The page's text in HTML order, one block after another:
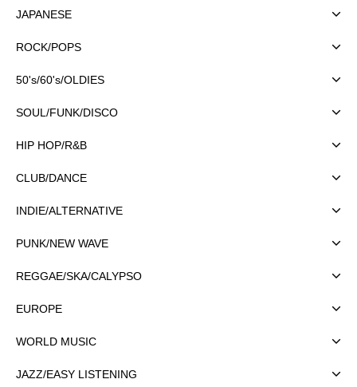
JAPANESE
ROCK/POPS
50's/60's/OLDIES
SOUL/FUNK/DISCO
HIP HOP/R&B
CLUB/DANCE
INDIE/ALTERNATIVE
PUNK/NEW WAVE
REGGAE/SKA/CALYPSO
EUROPE
WORLD MUSIC
JAZZ/EASY LISTENING